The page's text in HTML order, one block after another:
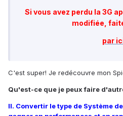
Si vous avez perdu la 3G
modifiée,
par
C'est super! Je redécouvre mon
Qu'est-ce que je peux faire
II. Convertir le type de Système